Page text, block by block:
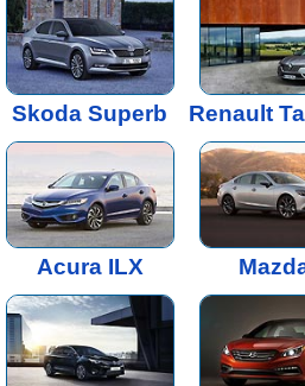
Skoda Superb Renault
Acura ILX